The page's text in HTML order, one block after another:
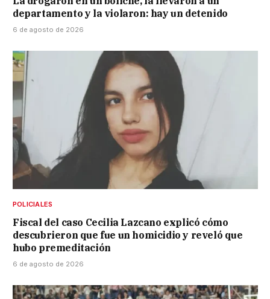
departamento y la violaron: hay un detenido
6 de agosto de 2026
POLICIALES
Fiscal del caso Cecilia Lazcano explicó cómo
descubrieron que fue un homicidio y reveló que
hubo premeditación
6 de agosto de 2026